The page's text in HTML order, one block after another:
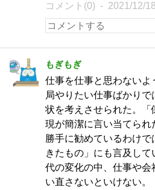
コメント(0) 2021/12/18
もぎもぎ
仕事を仕事と思わない
局やりたい仕事ばかり
状を考えさせられた。
現が簡潔に言い当てら
勝手に勧めているわけ
きたもの」にも言及し
代の変化の中、仕事や会
い直さないといけない。